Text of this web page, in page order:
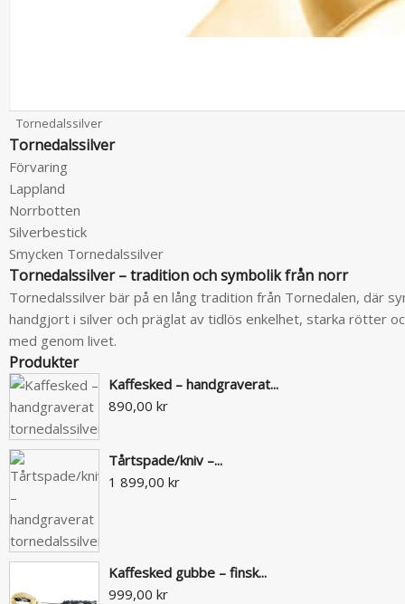
Tornedalssilver
Tornedalssilver
Förvaring
Lappland
Norrbotten
Silverbestick
Smycken Tornedalssilver
Tornedalssilver – tradition och symbolik från norr
Tornedalssilver bär på en lång tradition från Tornedalen, där
handgjort i silver och präglat av tidlös enkelhet, starka rötter
med genom livet.
Produkter
Kaffesked – handgraverat...
890,00 kr
Tårtspade/kniv –...
1 899,00 kr
Kaffesked gubbe – finsk...
999,00 kr